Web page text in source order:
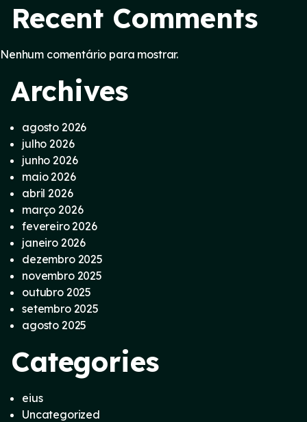
Recent Comments
Nenhum comentário para mostrar.
Archives
agosto 2026
julho 2026
junho 2026
maio 2026
abril 2026
março 2026
fevereiro 2026
janeiro 2026
dezembro 2025
novembro 2025
outubro 2025
setembro 2025
agosto 2025
Categories
eius
Uncategorized